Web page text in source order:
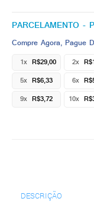
PARCELAMENTO -
Compre Agora, Pague
1x R$29,00 2x
5x R$6,33 6x
9x R$3,72 10x
DESCRIÇÃO